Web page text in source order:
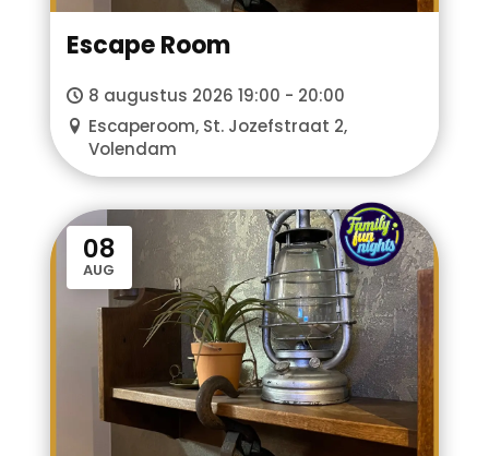
Escape Room
8 augustus 2026 19:00 - 20:00
Escaperoom, St. Jozefstraat 2,
Volendam
08
AUG
FFN